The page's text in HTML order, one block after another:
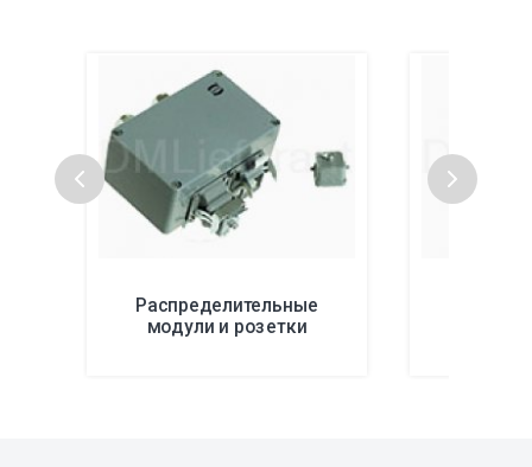
Распределительные
модули и розетки